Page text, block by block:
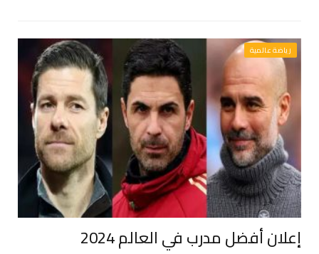
رياضة عالمية
إعلان أفضل مدرب في العالم 2024